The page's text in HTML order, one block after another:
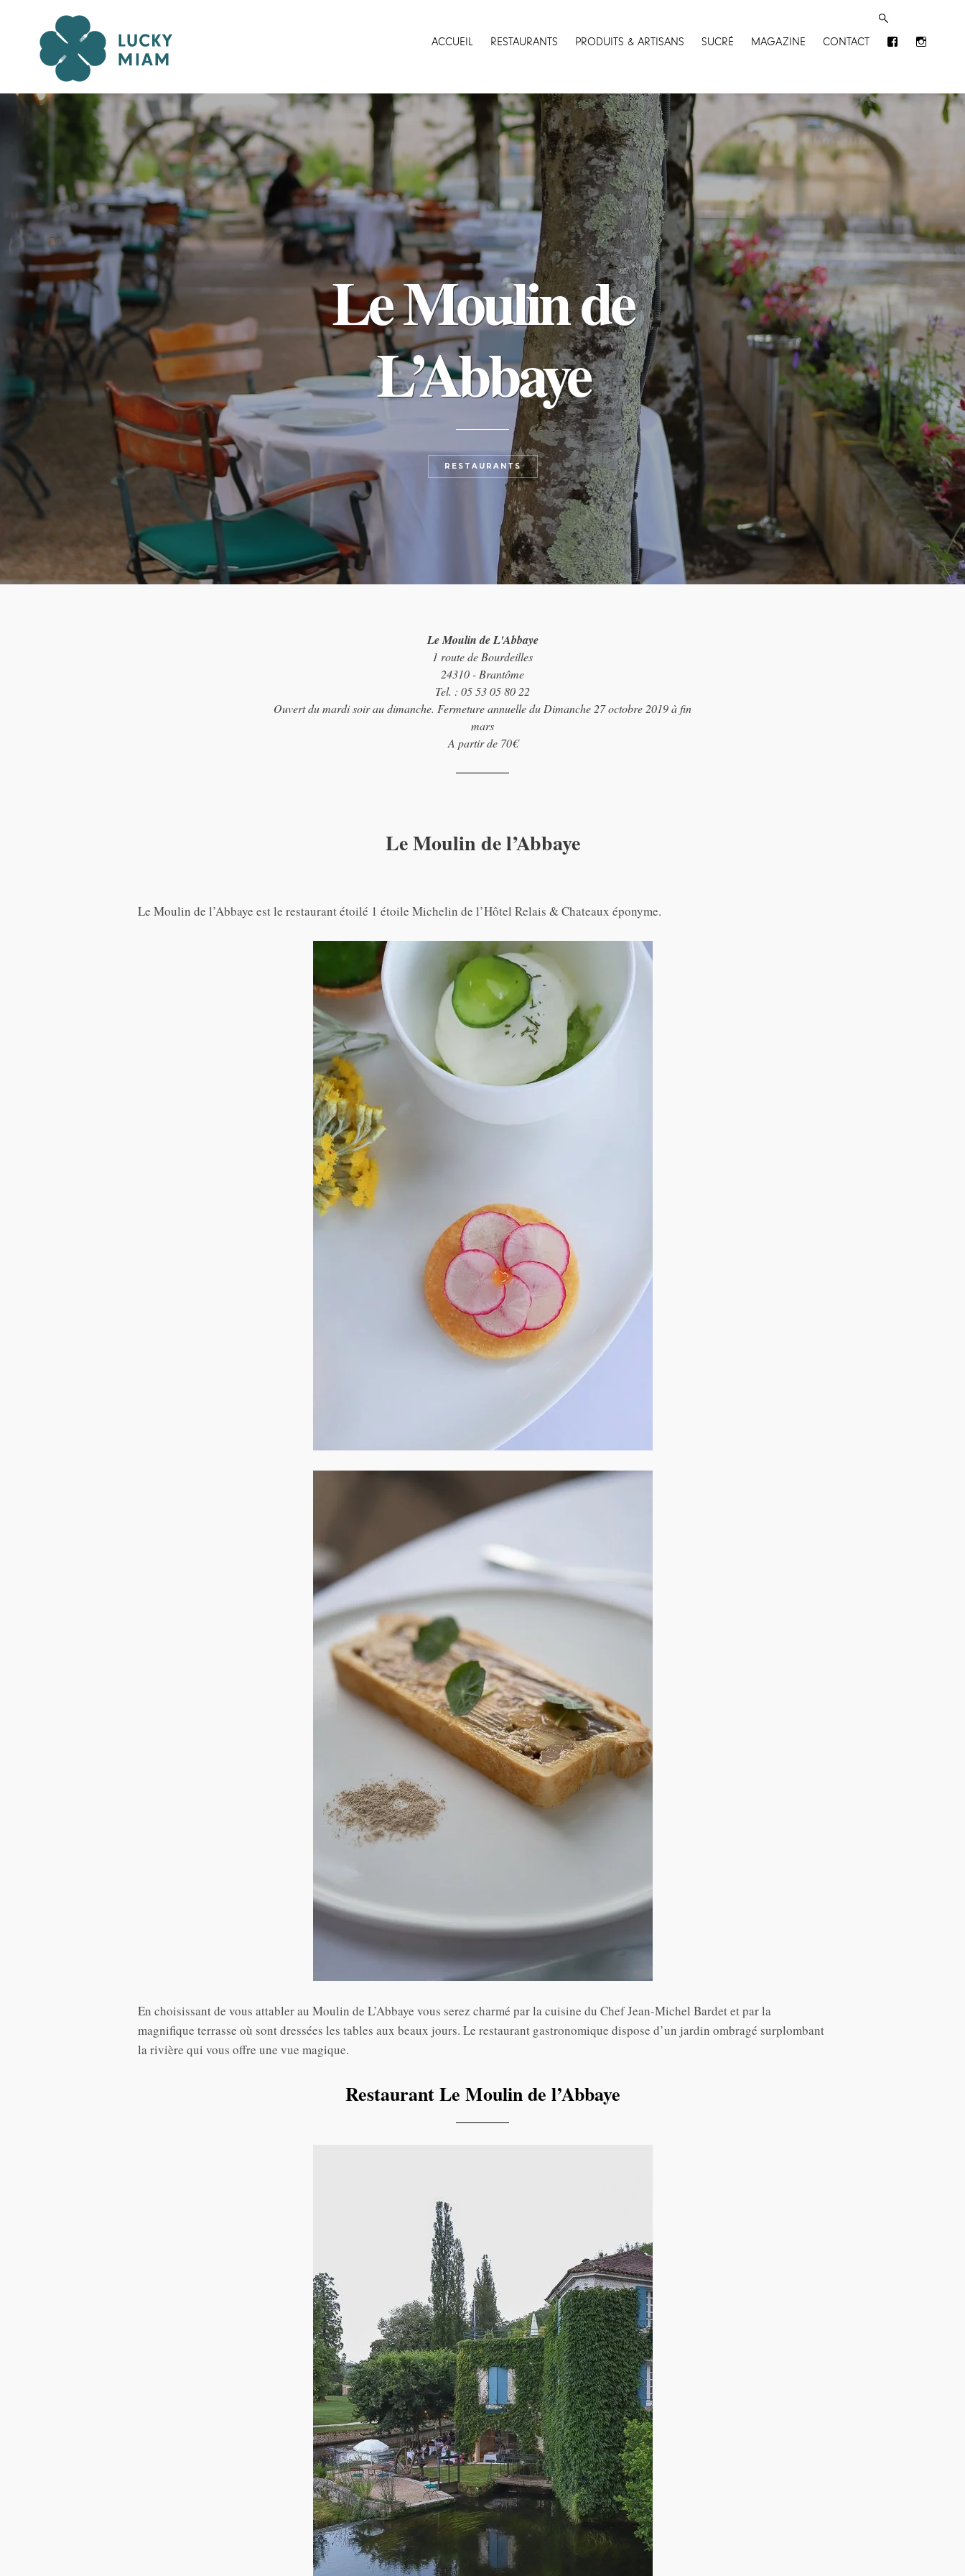
ACCUEIL RESTAURANTS PRODUITS & ARTISANS SUCRÉ MAGAZINE CONTACT
Le Moulin de
L’Abbaye
RESTAURANTS
Le Moulin de L'Abbaye
1 route de Bourdeilles
24310 - Brantôme
Tel. : 05 53 05 80 22
Ouvert du mardi soir au dimanche. Fermeture annuelle du Dimanche 27 octobre 2019 à fin
mars
A partir de 70€
Le Moulin de l’Abbaye
Le Moulin de l’Abbaye est le restaurant étoilé 1 étoile Michelin de l’Hôtel Relais & Chateaux éponyme.
En choisissant de vous attabler au Moulin de L’Abbaye vous serez charmé par la cuisine du Chef Jean-Michel Bardet et par la
magnifique terrasse où sont dressées les tables aux beaux jours. Le restaurant gastronomique dispose d’un jardin ombragé surplombant
la rivière qui vous offre une vue magique.
Restaurant Le Moulin de l’Abbaye